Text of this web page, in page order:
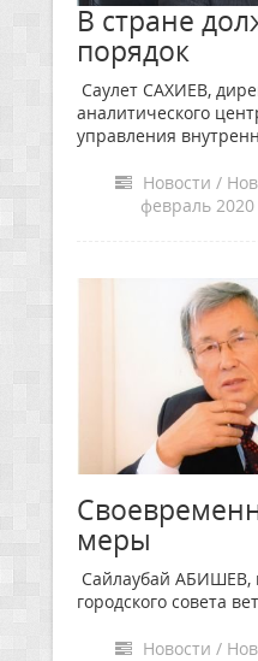
В стране
порядок
Саулет САХИЕВ,
аналитического
управления
Новости /
февраль 2020
меры
Сайлаубай АБИШЕВ,
городского совета
Новости /